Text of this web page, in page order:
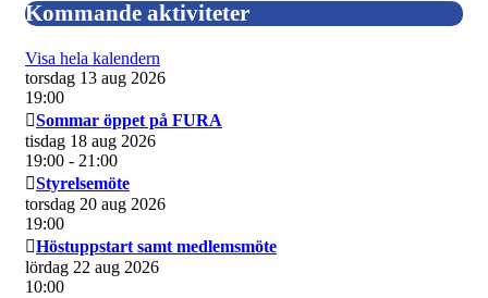
Kommande aktiviteter
Visa hela kalendern
torsdag 13 aug 2026
19:00
Sommar öppet på FURA
tisdag 18 aug 2026
19:00 - 21:00
Styrelsemöte
torsdag 20 aug 2026
19:00
Höstuppstart samt medlemsmöte
lördag 22 aug 2026
10:00